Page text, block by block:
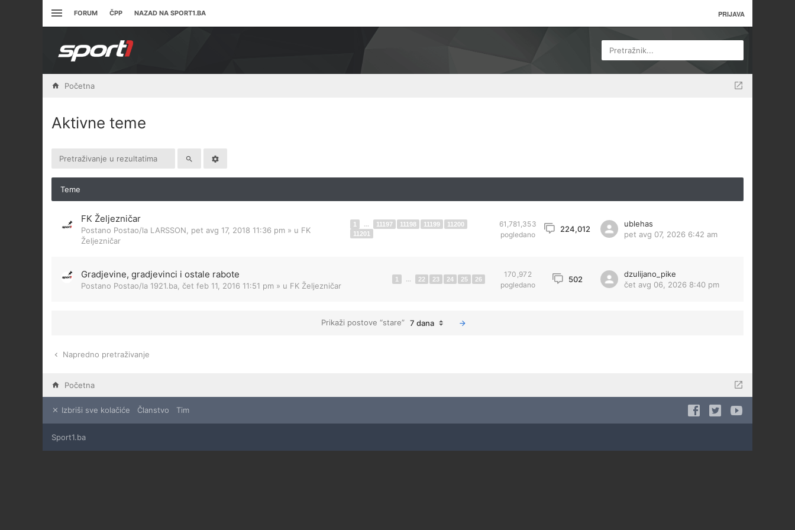
FORUM ČPP NAZAD NA SPORT1.BA PRIJAVA
Pretražnik...
Početna
Aktivne teme
Teme
FK Željezničar
Postano Postao/la LARSSON pet avg 17, 2018 11:36 pm » u FK
Željezničar
1 ... 11197 11198 11199
11200
11201
61,781,353
pogledano
224,012
ublehas
pet avg 07, 2026 6:42 am
Gradjevine, gradjevinci i ostale rabote
Postano Postao/la 1921.ba čet feb 11, 2016 11:51 pm » u FK Željezničar
1 ... 22 23 24 25 26
170,972
pogledano
502
dzulijano_pike
čet avg 06, 2026 8:40 pm
Prikaži postove “stare” 7 dana
Napredno pretraživanje
Početna
Izbriši sve kolačiće Članstvo Tim
Sport1.ba